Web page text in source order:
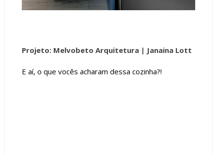
Projeto: Melvobeto Arquitetura | Janaina Lott
E aí, o que vocês acharam dessa cozinha?!